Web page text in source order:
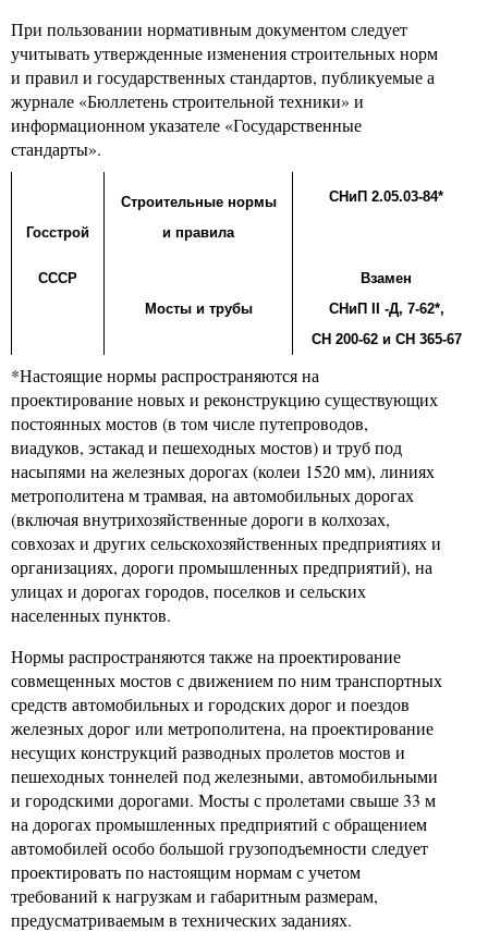
При пользовании нормативным документом следует
учитывать утвержденные изменения строительных норм
и правил и государственных стандартов, публикуемые а
журнале «Бюллетень строительной техники» и
информационном указателе «Государственные
стандарты».
Госстрой
Строительные нормы
и правила
СНиП 2.05.03-84*
СССР
Мосты и трубы
Взамен
СНиП
-Д, 7-62*,
СН 200-62 и СН 365-67
*Настоящие нормы распространяются на
проектирование новых и реконструкцию существующих
постоянных мостов (в том числе путепроводов,
виадуков, эстакад и пешеходных мостов) и труб под
насыпями на железных дорогах (колеи 1520 мм), линиях
метрополитена м трамвая, на автомобильных дорогах
(включая внутрихозяйственные дороги в колхозах,
совхозах и других сельскохозяйственных предприятиях и
организациях, дороги промышленных предприятий), на
улицах и дорогах городов, поселков и сельских
населенных пунктов.
Нормы распространяются также на проектирование
совмещенных мостов с движением по ним транспортных
средств автомобильных и городских дорог и поездов
железных дорог или метрополитена, на проектирование
несущих конструкций разводных пролетов мостов и
пешеходных тоннелей под железными, автомобильными
и городскими дорогами. Мосты с пролетами свыше 33 м
на дорогах промышленных предприятий с обращением
автомобилей особо большой грузоподъемности следует
проектировать по настоящим нормам с учетом
требований к нагрузкам и габаритным размерам,
предусматриваемым в технических заданиях.